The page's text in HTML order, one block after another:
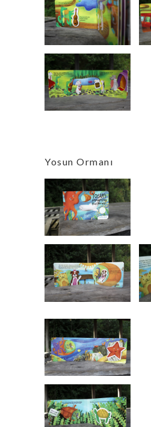
Yosun Ormanı